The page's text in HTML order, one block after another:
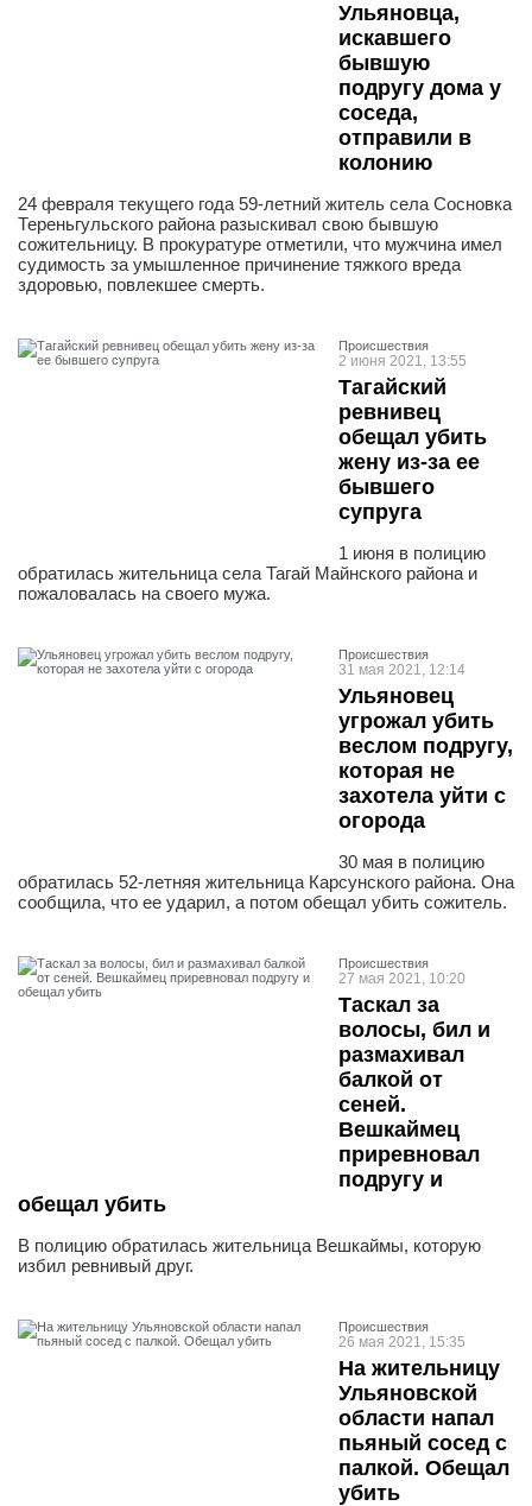
Ульяновца,
искавшего
бывшую
подругу дома у
соседа,
отправили в
колонию
24 февраля текущего года 59-летний житель села Сосновка
Тереньгульского района разыскивал свою бывшую
сожительницу. В прокуратуре отметили, что мужчина имел
судимость за умышленное причинение тяжкого вреда
здоровью, повлекшее смерть.
Проиcшествия
2 июня 2021, 13:55
Тагайский
ревнивец
обещал убить
жену из-за ее
бывшего
супруга
1 июня в полицию
обратилась жительница села Тагай Майнского района и
пожаловалась на своего мужа.
Проиcшествия
31 мая 2021, 12:14
Ульяновец
угрожал убить
веслом подругу,
которая не
захотела уйти с
огорода
30 мая в полицию
обратилась 52-летняя жительница Карсунского района. Она
сообщила, что ее ударил, а потом обещал убить сожитель.
Проиcшествия
27 мая 2021, 10:20
Таскал за
волосы, бил и
размахивал
балкой от
сеней.
Вешкаймец
приревновал
подругу и
обещал убить
В полицию обратилась жительница Вешкаймы, которую
избил ревнивый друг.
Проиcшествия
26 мая 2021, 15:35
На жительницу
Ульяновской
области напал
пьяный сосед с
палкой. Обещал
убить